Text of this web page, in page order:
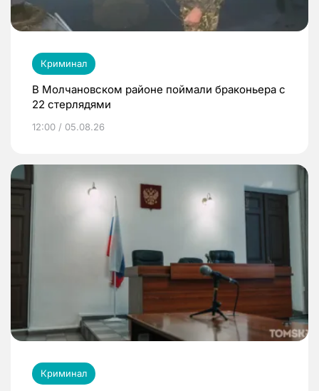
Криминал
В Молчановском районе поймали браконьера с
22 стерлядями
12:00 / 05.08.26
Криминал